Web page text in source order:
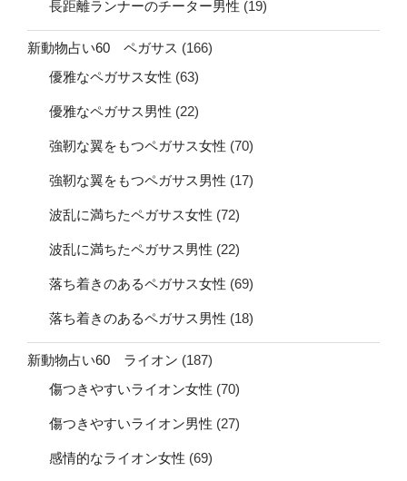
長距離ランナーのチーター男性 (19)
新動物占い60 ペガサス (166)
優雅なペガサス女性 (63)
優雅なペガサス男性 (22)
強靭な翼をもつペガサス女性 (70)
強靭な翼をもつペガサス男性 (17)
波乱に満ちたペガサス女性 (72)
波乱に満ちたペガサス男性 (22)
落ち着きのあるペガサス女性 (69)
落ち着きのあるペガサス男性 (18)
新動物占い60 ライオン (187)
傷つきやすいライオン女性 (70)
傷つきやすいライオン男性 (27)
感情的なライオン女性 (69)